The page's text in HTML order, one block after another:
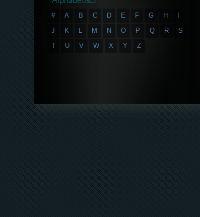
# A B C D E F G H
J
K L M N O P Q R
S
T
U V W X Y Z